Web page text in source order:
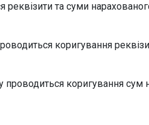
та суми
коригування
коригування сум